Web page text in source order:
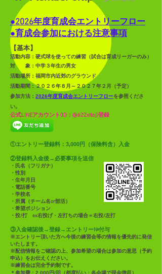
●2026年度育成会エントリーフロー
●育成会参加における注意事項
【基本】
活動内容：硬式球を使っての練習（試合は育成リーガーのみ）
対 象：中学３年生の男女​
活動場所：福岡市内近郊のグラウンド
活動期間：２０ ２６年８月～２０２７年２月（予定）​
参加方法： 2026年度育成会エントリーフローを参照くださ
い。
公式LINEアカウント(ID：@622xttoj)登録
①エントリー登録料 ：3,000円（保険料含） 入金
②登録料入金後→必要事項を送信
・氏名（フリガナ）
・性別
・生年月日
・電話番号
・学校名
・所属（チーム名or部活）
・希望ポジション
・投/打 ex右投げ・左打ちの場合＝右投/左打
③入金確認後→登録→エントリー№付与
※エントリー頂いた方へ今後の練習会等の情報を優先的に発信
いたします。
※配信情報をご確認の上、参加希望の場合は参加の意思（予約
申込）をお伝えください。
※練習会は完全予約制です。
＊参加費：2,000円/回（都度払い：各会場で現金徴収）​